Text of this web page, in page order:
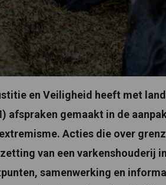
en Veiligheid heeft met
afspraken gemaakt in de
Acties die over
van een varkenshouderij
samenwerking en